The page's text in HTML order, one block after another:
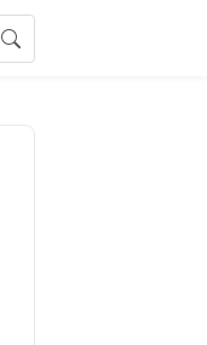
Search